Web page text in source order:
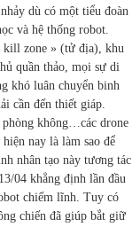
dù có một tiểu đoàn
và hệ thống robot.
kill zone » (tử địa), khu
quần thảo, mọi sự di
khó luân chuyển binh
cần đến thiết giáp.
phòng không…các drone
nay là làm sao để
nhân tạo này tương tác
04 khẳng định lần đầu
chiếm lĩnh. Tuy có
chiến đã giúp bắt giữ